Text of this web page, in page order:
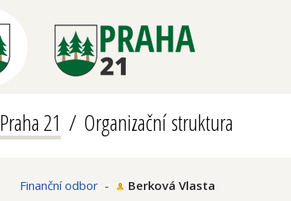
Praha 21 Organizační struktura
Finanční odbor - Berková Vlasta